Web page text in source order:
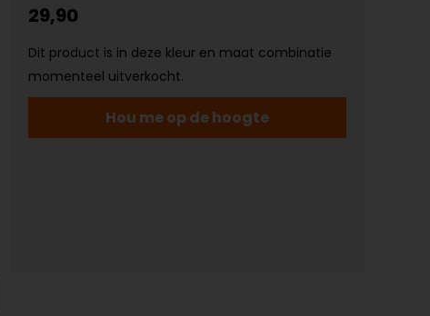
29,90
Dit product is in deze kleur en maat combinatie
momenteel uitverkocht.
Hou me op de hoogte